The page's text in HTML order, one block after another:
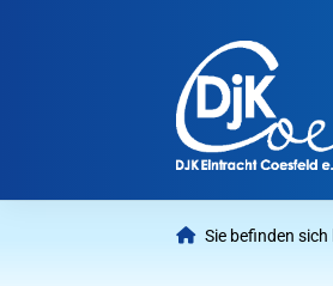
Sie befinden sich